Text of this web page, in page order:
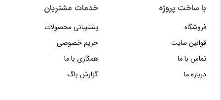
با ساخت پروژه
فروشگاه
قوانین سایت
تماس با ما
درباره ما
خدمات مشتریان
پشتیبانی محصولات
حریم خصوصی
همکاری با ما
گزارش باگ